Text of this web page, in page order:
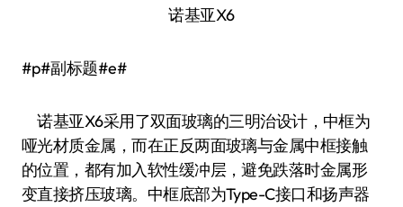
诺基亚X6
#p#副标题#e#
诺基亚X6采用了双面玻璃的三明治设计，中框为
哑光材质金属，而在正反两面玻璃与金属中框接触
的位置，都有加入软性缓冲层，避免跌落时金属形
变直接挤压玻璃。中框底部为Type-C接口和扬声器